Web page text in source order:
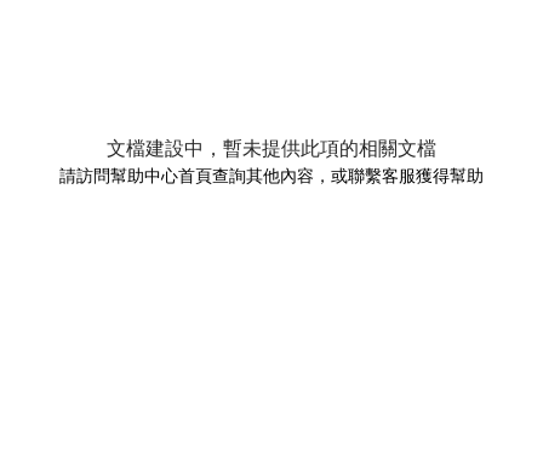
文檔建設中，暫未提供此項的相關文檔
請訪問幫助中心首頁查詢其他內容，或聯繫客服獲得幫助